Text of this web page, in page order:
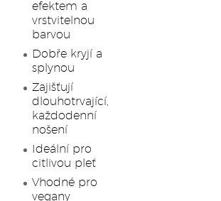
efektem a
vrstvitelnou
barvou
Dobře kryjí a
splynou
Zajišťují
dlouhotrvající,
každodenní
nošení
Ideální pro
citlivou pleť
Vhodné pro
vegany